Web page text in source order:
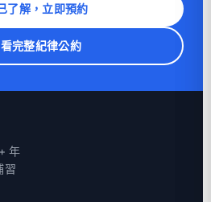
了解，立即預約
完整紀律公約
年
習